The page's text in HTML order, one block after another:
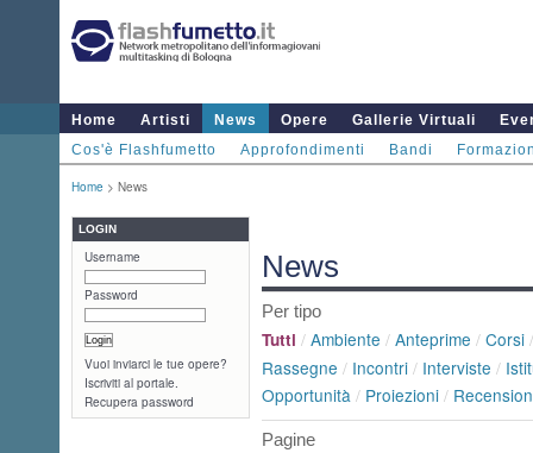
Home Artisti News Opere Gallerie Virtuali
Cos'è Flashfumetto
Approfondimenti Bandi
Home > News
LOGIN
Username
Password
Vuoi inviarci le tue opere?
Iscriviti al portale.
Recupera password
News
Per tipo
Tutti / Ambiente / Anteprime / Corsi
Rassegne / Incontri / Interviste /
Opportunità / Proiezioni /
Pagine